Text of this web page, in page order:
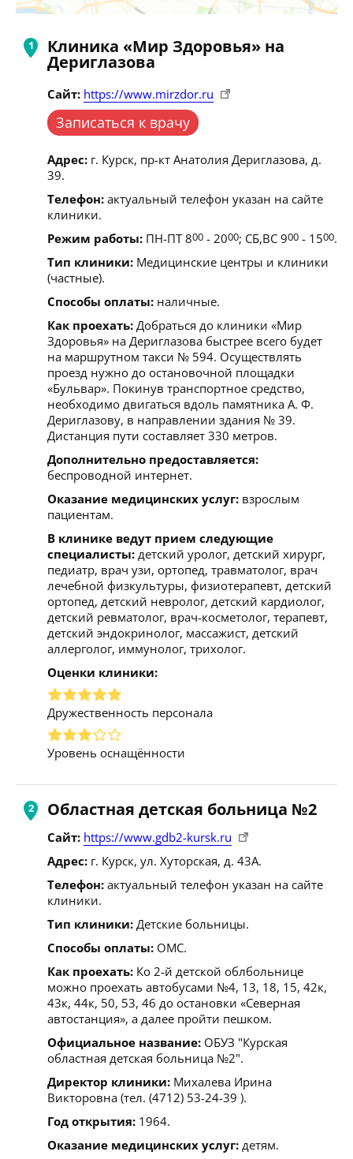
Клиника «Мир Здоровья» на
Дериглазова
Сайт: https://www.mirzdor.ru
Записаться к врачу
Адрес: г. Курск, пр-кт Анатолия Дериглазова, д.
39.
Телефон: актуальный телефон указан на сайте
клиники.
Режим работы: ПН-ПТ 800 - 2000; СБ,ВС 900 - 1500.
Тип клиники: Медицинские центры и клиники
(частные).
Способы оплаты: наличные.
Как проехать: Добраться до клиники «Мир
Здоровья» на Дериглазова быстрее всего будет
на маршрутном такси № 594. Осуществлять
проезд нужно до остановочной площадки
«Бульвар». Покинув транспортное средство,
необходимо двигаться вдоль памятника А. Ф.
Дериглазову, в направлении здания № 39.
Дистанция пути составляет 330 метров.
Дополнительно предоставляется:
беспроводной интернет.
Оказание медицинских услуг: взрослым
пациентам.
В клинике ведут прием следующие
специалисты: детский уролог, детский хирург,
педиатр, врач узи, ортопед, травматолог, врач
лечебной физкультуры, физиотерапевт, детский
ортопед, детский невролог, детский кардиолог,
детский ревматолог, врач-косметолог, терапевт,
детский эндокринолог, массажист, детский
аллерголог, иммунолог, трихолог.
Оценки клиники:
Дружественность персонала
Уровень оснащённости
Областная детская больница №2
Сайт: https://www.gdb2-kursk.ru
Адрес: г. Курск, ул. Хуторская, д. 43А.
Телефон: актуальный телефон указан на сайте
клиники.
Тип клиники: Детские больницы.
Способы оплаты: ОМС.
Как проехать: Ко 2-й детской облбольнице
можно проехать автобусами №4, 13, 18, 15, 42к,
43к, 44к, 50, 53, 46 до остановки «Северная
автостанция», а далее пройти пешком.
Официальное название: ОБУЗ "Курская
областная детская больница №2".
Директор клиники: Михалева Ирина
Викторовна (тел. (4712) 53-24-39 ).
Год открытия: 1964.
Оказание медицинских услуг: детям.